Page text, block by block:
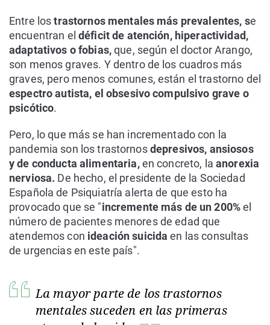
Entre lostrastornos mentales más prevalentes, se
encuentran el déficit de atención, hiperactividad,
adaptativos o fobias,que, según el doctor Arango,
son menos graves. Y dentro de los cuadros más
graves, pero menos comunes, están el trastorno del
espectro autista, el obsesivo compulsivo grave o
psicótico.
Pero, lo que más se han incrementado con la
pandemia son los trastornosdepresivos, ansiosos
y de conducta alimentaria,en concreto, laanorexia
nerviosa. De hecho, el presidente de la Sociedad
Española de Psiquiatría alerta de que esto ha
provocado que se "incremente más de un 200%el
número de pacientes menores de edad que
atendemos con ideación suicidaen las consultas
de urgencias en este país".
La mayor parte de los trastornos
mentales suceden en las primeras